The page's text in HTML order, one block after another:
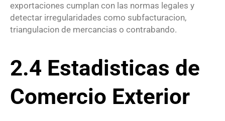
exportaciones cumplan con las normas legales y
detectar irregularidades como subfacturacion,
triangulacion de mercancias o contrabando.
2.4 Estadisticas de
Comercio Exterior